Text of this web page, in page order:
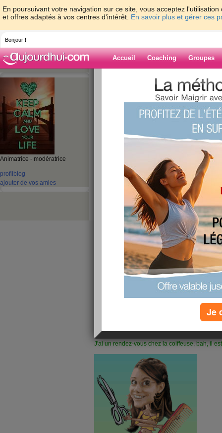
En poursuivant votre navigation sur ce site, vous acceptez
et offres adaptés à vos centres d'intérêt. En savoir plus et gérer ces
Bonjour !
Accueil Coaching Groupes
Animatrice - modératrice
profil blog
ajouter de vos amies
> micheleflochic >
Blog de
C'est le week-end
Pour celles qui sont en repos ce soir, samedi
votre week-end ?
Ce soir j'ai un pot avec des amis. Alors juste
cacahuètes ( remmm !)
Puis demain je vais chouchouter ma
vécu des épreuves bien difficiles cette
shopping parce que c'est bien connu, ça
disponible pour les autres et là c'est elle qui a
J'ai un rendez-vous chez la coiffeuse, bah, il
Je